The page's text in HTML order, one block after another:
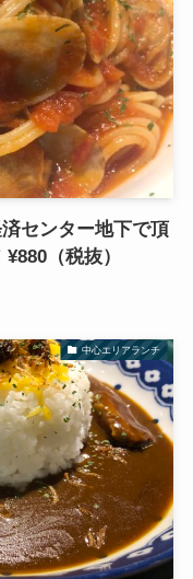
センター地下で頂
（税抜）
中心エリアランチ